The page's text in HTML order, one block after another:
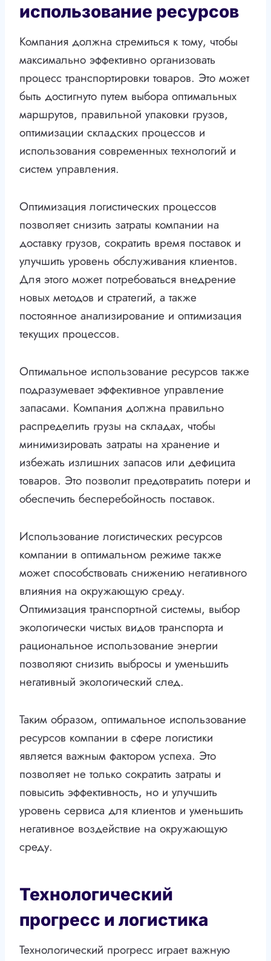
использование ресурсов
Компания должна стремиться к тому, чтобы
максимально эффективно организовать
процесс транспортировки товаров. Это может
быть достигнуто путем выбора оптимальных
маршрутов, правильной упаковки грузов,
оптимизации складских процессов и
использования современных технологий и
систем управления.
Оптимизация логистических процессов
позволяет снизить затраты компании на
доставку грузов, сократить время поставок и
улучшить уровень обслуживания клиентов.
Для этого может потребоваться внедрение
новых методов и стратегий, а также
постоянное анализирование и оптимизация
текущих процессов.
Оптимальное использование ресурсов также
подразумевает эффективное управление
запасами. Компания должна правильно
распределить грузы на складах, чтобы
минимизировать затраты на хранение и
избежать излишних запасов или дефицита
товаров. Это позволит предотвратить потери и
обеспечить бесперебойность поставок.
Использование логистических ресурсов
компании в оптимальном режиме также
может способствовать снижению негативного
влияния на окружающую среду.
Оптимизация транспортной системы, выбор
экологически чистых видов транспорта и
рациональное использование энергии
позволяют снизить выбросы и уменьшить
негативный экологический след.
Таким образом, оптимальное использование
ресурсов компании в сфере логистики
является важным фактором успеха. Это
позволяет не только сократить затраты и
повысить эффективность, но и улучшить
уровень сервиса для клиентов и уменьшить
негативное воздействие на окружающую
среду.
Технологический
прогресс и логистика
Технологический прогресс играет важную